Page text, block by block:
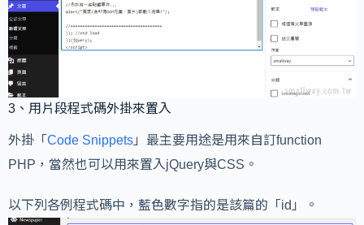
3、用片段程式碼外掛來置入
外掛「 Code Snippets 」最主要用途是用來自訂function
PHP，當然也可以用來置入jQuery與CSS。
以下列各例程式碼中，藍色數字指的是該篇的「id」。